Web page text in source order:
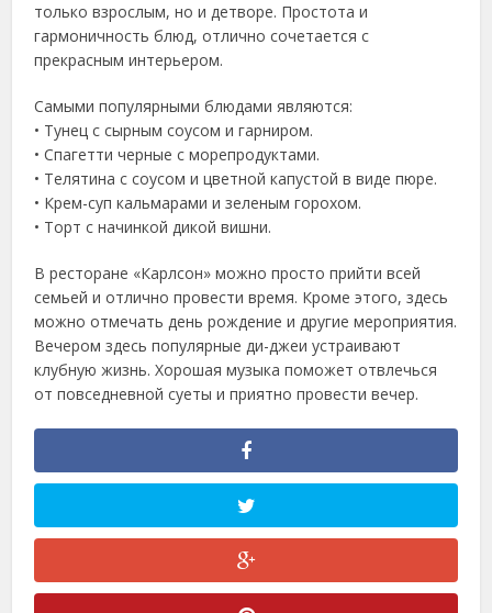
только взрослым, но и детворе. Простота и
гармоничность блюд, отлично сочетается с
прекрасным интерьером.
Самыми популярными блюдами являются:
• Тунец с сырным соусом и гарниром.
• Спагетти черные с морепродуктами.
• Телятина с соусом и цветной капустой в виде пюре.
• Крем-суп кальмарами и зеленым горохом.
• Торт с начинкой дикой вишни.
В ресторане «Карлсон» можно просто прийти всей
семьей и отлично провести время. Кроме этого, здесь
можно отмечать день рождение и другие мероприятия.
Вечером здесь популярные ди-джеи устраивают
клубную жизнь. Хорошая музыка поможет отвлечься
от повседневной суеты и приятно провести вечер.